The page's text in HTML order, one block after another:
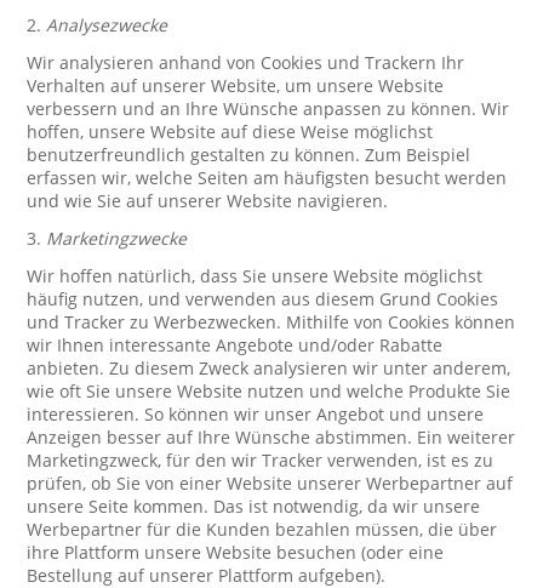
2.Analysezwecke
Wir analysieren anhand von Cookies und Trackern Ihr
Verhalten auf unserer Website, um unsere Website
verbessern und an Ihre Wünsche anpassen zu können. Wir
hoffen, unsere Website auf diese Weise möglichst
benutzerfreundlich gestalten zu können. Zum Beispiel
erfassen wir, welche Seiten am häufigsten besucht werden
und wie Sie auf unserer Website navigieren.
3. Marketingzwecke
Wir hoffen natürlich, dass Sie unsere Website möglichst
häufig nutzen, und verwenden aus diesem Grund Cookies
und Tracker zu Werbezwecken. Mithilfe von Cookies können
wir Ihnen interessante Angebote und/oder Rabatte
anbieten. Zu diesem Zweck analysieren wir unter anderem,
wie oft Sie unsere Website nutzen und welche Produkte Sie
interessieren. So können wir unser Angebot und unsere
Anzeigen besser auf Ihre Wünsche abstimmen. Ein weiterer
Marketingzweck, für den wir Tracker verwenden, ist es zu
prüfen, ob Sie von einer Website unserer Werbepartner auf
unsere Seite kommen. Das ist notwendig, da wir unsere
Werbepartner für die Kunden bezahlen müssen, die über
ihre Plattform unsere Website besuchen (oder eine
Bestellung auf unserer Plattform aufgeben).